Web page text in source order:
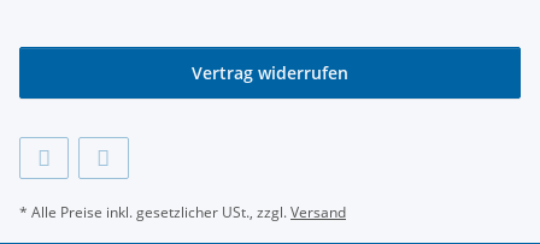
Vertrag widerrufen
* Alle Preise inkl. gesetzlicher USt., zzgl.Versand